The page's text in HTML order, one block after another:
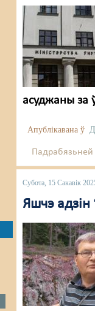
асуджаны за
Апублікавана ў
Падрабязьней
Субота, 15 Сакавік
Яшчэ адзін